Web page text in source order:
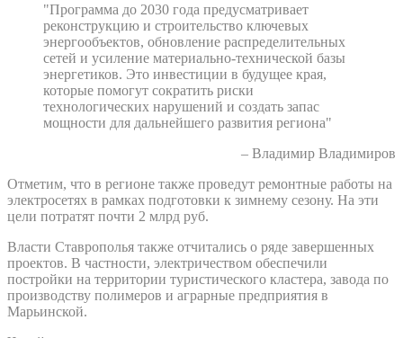
"Программа до 2030 года предусматривает
реконструкцию и строительство ключевых
энергообъектов, обновление распределительных
сетей и усиление материально-технической базы
энергетиков. Это инвестиции в будущее края,
которые помогут сократить риски
технологических нарушений и создать запас
мощности для дальнейшего развития региона"
– Владимир Владимиров
Отметим, что в регионе также проведут ремонтные работы на
электросетях в рамках подготовки к зимнему сезону. На эти
цели потратят почти 2 млрд руб.
Власти Ставрополья также отчитались о ряде завершенных
проектов. В частности, электричеством обеспечили
постройки на территории туристического кластера, завода по
производству полимеров и аграрные предприятия в
Марьинской.